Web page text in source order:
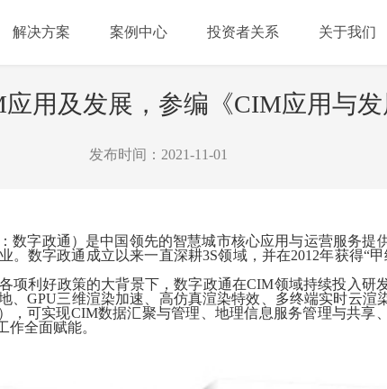
解决方案 案例中心 投资者关系 关于我们
用及发展，参编《CIM应用与
发布时间：2021-11-01
数字政通）是中国领先的智慧城市核心应用与运营服务提
。数字政通成立以来一直深耕3S领域，并在2012年获得“
项利好政策的大背景下，数字政通在CIM领域持续投入研
、GPU三维渲染加速、高仿真渲染特效、多终端实时云渲
，可实现CIM数据汇聚与管理、地理信息服务管理与共享
全面赋能。